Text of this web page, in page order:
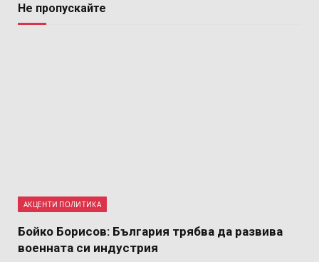
Не пропускайте
АКЦЕНТИ ПОЛИТИКА
Бойко Борисов: България трябва да развива
военната си индустрия